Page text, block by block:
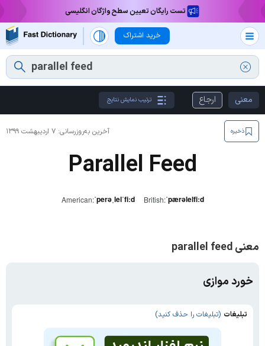
تست رایگان تعیین سطح واژگان انگلیسی
خرید اشتراک
معنی ارجاع ترتیب نمایش نتایج
آخرین به‌روزرسانی: ۷ اردیبهشت ۱۳۹۹ ذخیره
Parallel Feed
American:ˈperəˌlelˈfiːd British:ˈpærəlelfiːd
معنی parallel feed
خورد موازی
تبلیغات (تبلیغات را حذف کنید)